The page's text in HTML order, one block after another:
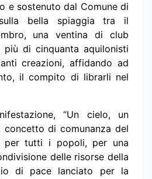
e sostenuto dal Comune di
bella spiaggia tra il
una ventina di club
più di cinquanta aquilonisti
creazioni, affidando ad
il compito di librarli nel
“Un cielo, un
concetto di comunanza del
per tutti i popoli, per una
delle risorse della
di pace lanciato per la